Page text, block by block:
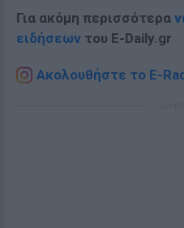
Για ακόμη περισσότερα
ειδήσεων του E-Daily.gr
Ακολουθήστε το E-